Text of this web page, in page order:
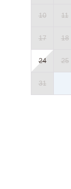
10 11
17 18
24 25
31